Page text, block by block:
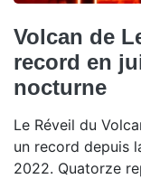
Volcan de
record en
nocturne
Le Réveil du
un record depuis
2022. Quatorze